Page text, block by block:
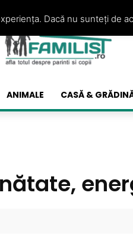
ANIMALE CASĂ &
Dacă nu sunteți de